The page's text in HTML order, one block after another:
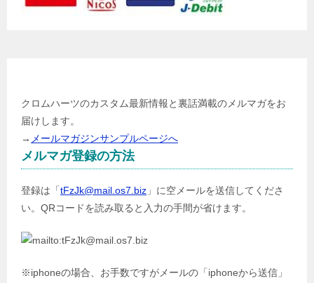
クロムハーツのカスタム最新情報と裏話満載のメルマガをお
届けします。
→ メールマガジンサンプルページへ
メルマガ登録の方法
登録は「 tFzJk@mail.os7.biz 」に空メールを送信してくださ
い。QRコードを読み取ると入力の手間が省けます。
※iphoneの場合、お手数ですがメールの「iphoneから送信」